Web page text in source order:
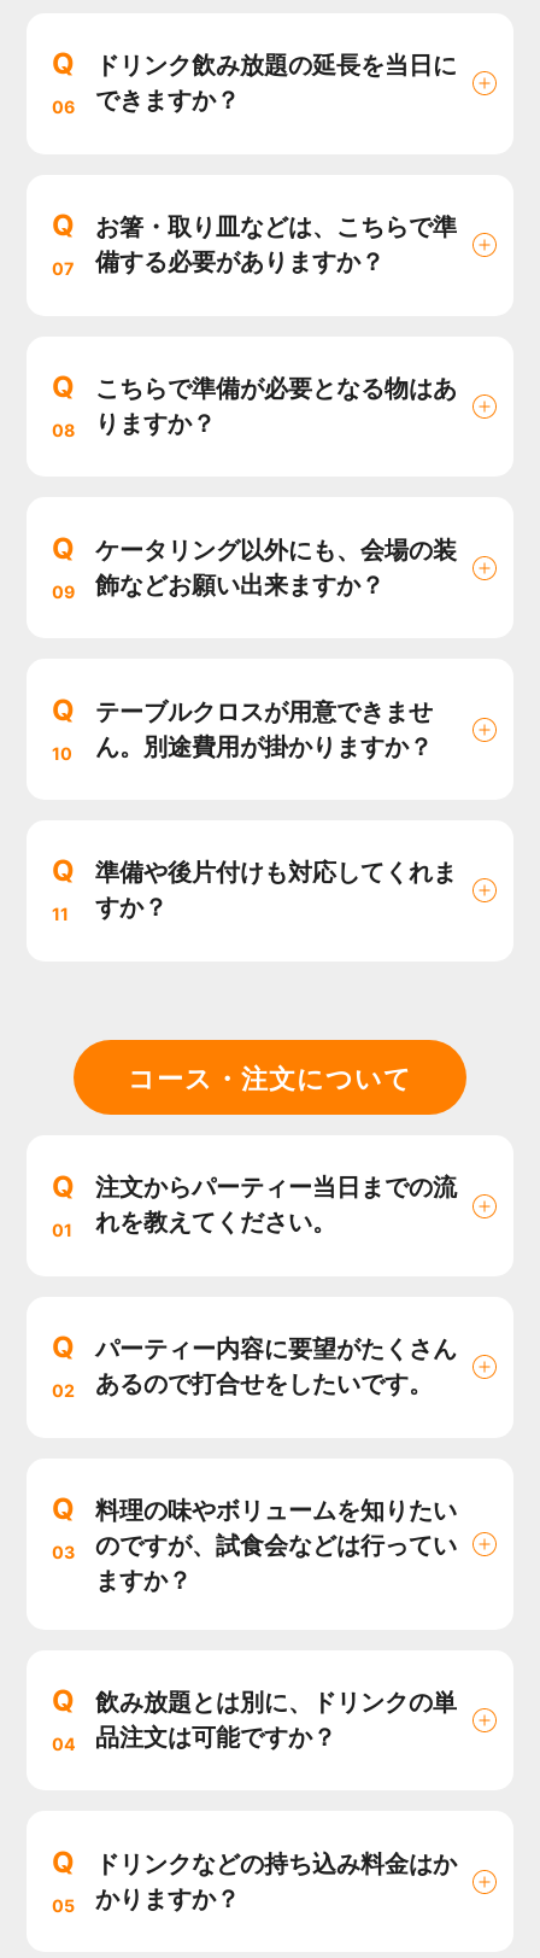
Q
06
ドリンク飲み放題の延長を当日に
できますか？
Q
07
お箸・取り皿などは、こちらで準
備する必要がありますか？
Q
08
こちらで準備が必要となる物はあ
りますか？
Q
09
ケータリング以外にも、会場の装
飾などお願い出来ますか？
Q
10
テーブルクロスが用意できませ
ん。別途費用が掛かりますか？
Q
11
準備や後片付けも対応してくれま
すか？
コース・注文について
Q
01
注文からパーティー当日までの流
れを教えてください。
Q
02
パーティー内容に要望がたくさん
あるので打合せをしたいです。
Q
03
料理の味やボリュームを知りたい
のですが、試食会などは行ってい
ますか？
Q
04
飲み放題とは別に、ドリンクの単
品注文は可能ですか？
Q
05
ドリンクなどの持ち込み料金はか
かりますか？